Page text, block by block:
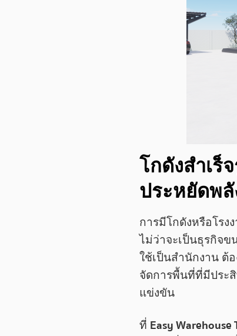
โกดังสำเร็
ประหยัดพลั
การมีโกดังหรือโรง
ไม่ว่าจะเป็นธุรกิจ
ใช้เป็นสำนักงาน ต้
จัดการพื้นที่ที่มีประ
แข่งขัน
ที่ Easy Warehouse